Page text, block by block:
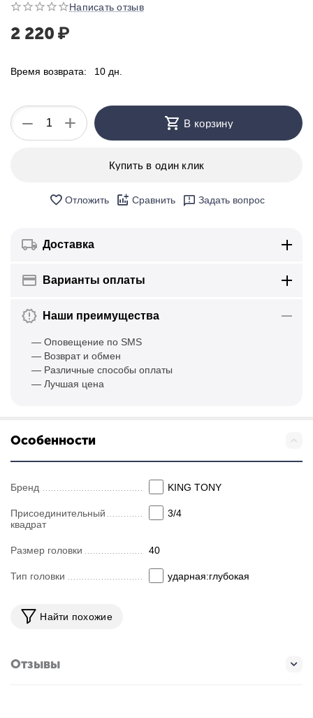
Написать отзыв
2 220 ₽
Время возврата: 10 дн.
+
− В корзину
Купить в один клик
Отложить Сравнить Задать вопрос
Доставка
Варианты оплаты
Наши преимущества
— Оповещение по SMS
— Возврат и обмен
— Различные способы оплаты
— Лучшая цена
Особенности
Бренд KING TONY
Присоединительный
квадрат
3/4
Размер головки 40
Тип головки ударная:глубокая
Найти похожие
Отзывы